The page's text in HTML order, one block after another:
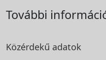
További
Közérdekű adatok